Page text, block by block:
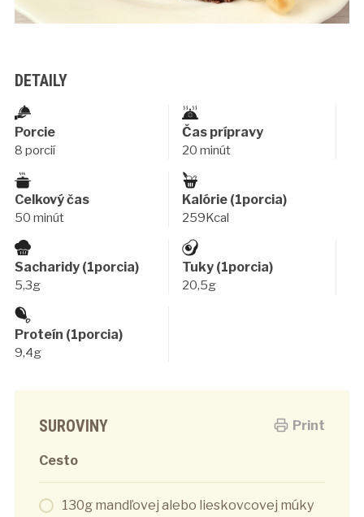
DETAILY
Porcie
8 porcií
Čas prípravy
20 minút
Celkový čas
50 minút
Kalórie (1porcia)
259Kcal
Sacharidy (1porcia)
5,3g
Tuky (1porcia)
20,5g
Proteín (1porcia)
9,4g
Print
SUROVINY
Cesto
130g mandľovej alebo lieskovcovej múky